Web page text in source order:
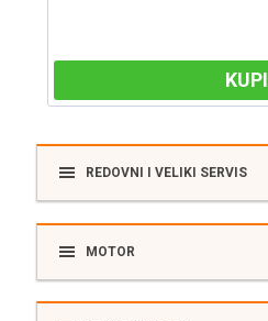
KUPI
REDOVNI I VELIKI SERVIS
MOTOR